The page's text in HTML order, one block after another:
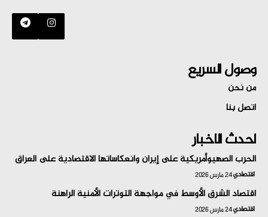
وصول السريع
من نحن
اتصل بنا
احدث الاخبار
الحرب الصهيوأمريكية على إيران وانعكاساتها الاقتصادية على العراق
اقتصادي24 مارس 2026
اقتصاد الشرق الأوسط في مواجهة التوترات الأمنية الراهنة
اقتصادي24 مارس 2026